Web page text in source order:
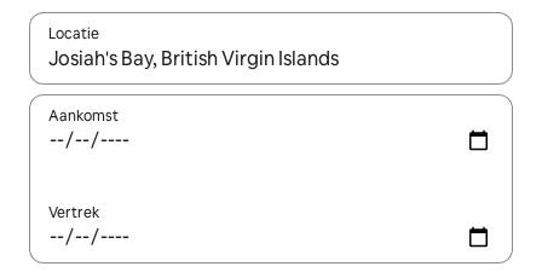
Locatie
Wanneer er resultaten beschikbaar zijn, maak je een keuze
Aankomst
Vertrek